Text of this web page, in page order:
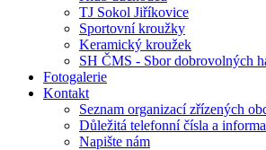
TJ Sokol Jiříkovice
Sportovní kroužky
Keramický kroužek
SH ČMS - Sbor dobrovolných
Fotogalerie
Kontakt
Seznam organizací zřízených
Důležitá telefonní čísla a
Napište nám